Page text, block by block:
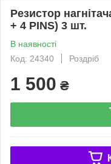
Резистор
+ 4 PINS) 3 шт.
В наявності
Код: 24340
Роздріб
1 500 ₴